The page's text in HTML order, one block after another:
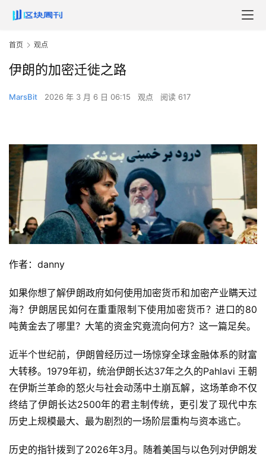
首页 观点
伊朗的加密迁徙之路
MarsBit 2026 年 3 月 6 日 06:15 观点 阅读 617
作者：danny
如果你想了解伊朗政府如何使用加密货币和加密产业瞒天过
海？伊朗居民如何在重重限制下使用加密货币？进口的80
吨黄金去了哪里？大笔的资金究竟流向何方？这一篇足矣。
近半个世纪前，伊朗曾经历过一场惊穿全球金融体系的财富
大转移。1979年初，统治伊朗长达37年之久的Pahlavi 王朝
在伊斯兰革命的怒火与社会动荡中土崩瓦解，这场革命不仅
终结了伊朗长达2500年的君主制传统，更引发了现代中东
历史上规模最大、最为剧烈的一场阶层重构与资本逃亡。
历史的指针拨到了2026年3月。随着美国与以色列对伊朗发